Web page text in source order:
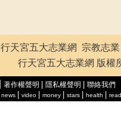
行天宮五大志業網
宗教志業
行天宮五大志業網 版權
著作權聲明 隱私權聲明 聯絡我們
news video money stars health